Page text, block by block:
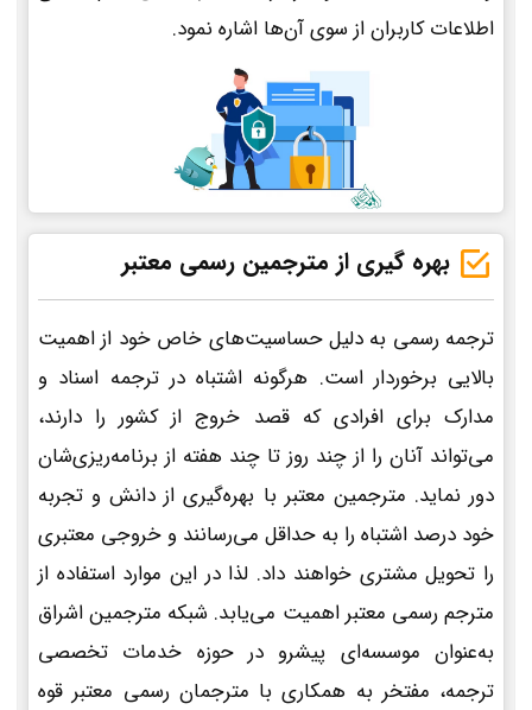
اطلاعات کاربران از سوی آن‌ها اشاره نمود.
بهره گیری از مترجمین رسمی معتبر
ترجمه رسمی به دلیل حساسیت‌های خاص خود از اهمیت
بالایی برخوردار است. هرگونه اشتباه در ترجمه اسناد و
مدارک برای افرادی که قصد خروج از کشور را دارند،
می‌تواند آنان را از چند روز تا چند هفته از برنامه‌ریزی‌شان
دور نماید. مترجمین معتبر با بهره‌گیری از دانش و تجربه
خود درصد اشتباه را به حداقل می‌رسانند و خروجی معتبری
را تحویل مشتری خواهند داد. لذا در این موارد استفاده از
مترجم رسمی معتبر اهمیت می‌یابد. شبکه مترجمین اشراق
به‌عنوان موسسه‌ای پیشرو در حوزه خدمات تخصصی
ترجمه، مفتخر به همکاری با مترجمان رسمی معتبر قوه